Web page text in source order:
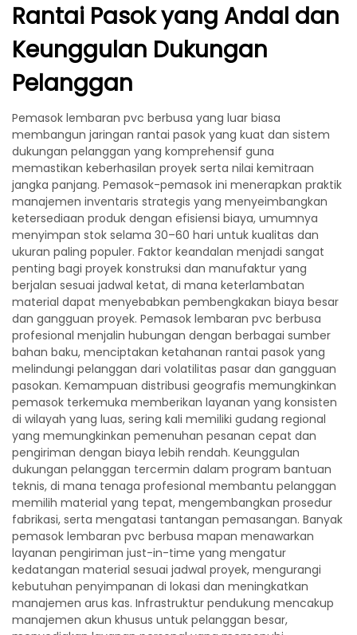
Rantai Pasok yang Andal dan
Keunggulan Dukungan
Pelanggan
Pemasok lembaran pvc berbusa yang luar biasa
membangun jaringan rantai pasok yang kuat dan sistem
dukungan pelanggan yang komprehensif guna
memastikan keberhasilan proyek serta nilai kemitraan
jangka panjang. Pemasok-pemasok ini menerapkan praktik
manajemen inventaris strategis yang menyeimbangkan
ketersediaan produk dengan efisiensi biaya, umumnya
menyimpan stok selama 30–60 hari untuk kualitas dan
ukuran paling populer. Faktor keandalan menjadi sangat
penting bagi proyek konstruksi dan manufaktur yang
berjalan sesuai jadwal ketat, di mana keterlambatan
material dapat menyebabkan pembengkakan biaya besar
dan gangguan proyek. Pemasok lembaran pvc berbusa
profesional menjalin hubungan dengan berbagai sumber
bahan baku, menciptakan ketahanan rantai pasok yang
melindungi pelanggan dari volatilitas pasar dan gangguan
pasokan. Kemampuan distribusi geografis memungkinkan
pemasok terkemuka memberikan layanan yang konsisten
di wilayah yang luas, sering kali memiliki gudang regional
yang memungkinkan pemenuhan pesanan cepat dan
pengiriman dengan biaya lebih rendah. Keunggulan
dukungan pelanggan tercermin dalam program bantuan
teknis, di mana tenaga profesional membantu pelanggan
memilih material yang tepat, mengembangkan prosedur
fabrikasi, serta mengatasi tantangan pemasangan. Banyak
pemasok lembaran pvc berbusa mapan menawarkan
layanan pengiriman just-in-time yang mengatur
kedatangan material sesuai jadwal proyek, mengurangi
kebutuhan penyimpanan di lokasi dan meningkatkan
manajemen arus kas. Infrastruktur pendukung mencakup
manajemen akun khusus untuk pelanggan besar,